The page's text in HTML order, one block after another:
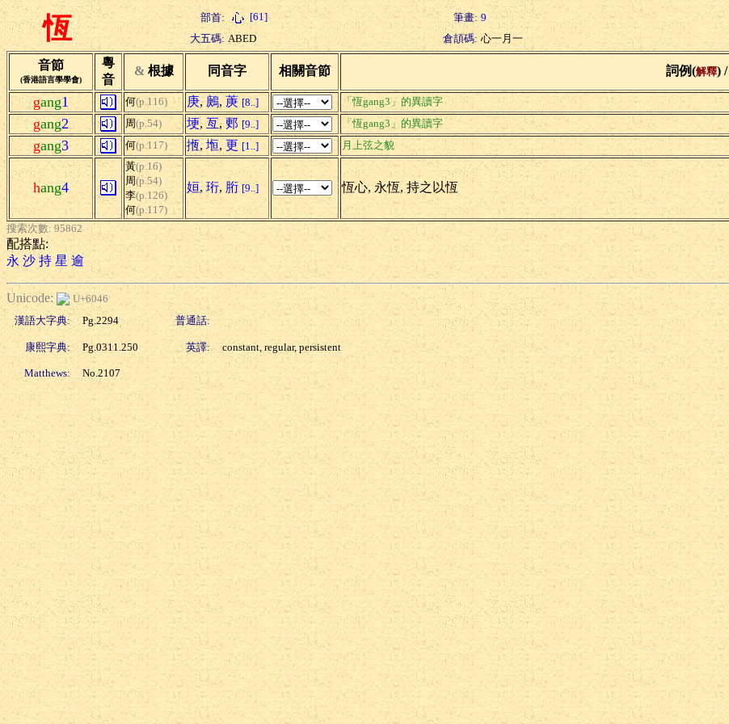
恆 部首: [61] 筆畫: 9
大五碼: ABED 倉頡碼: 心一月一
音節
(香港語言學學會)
粵
音
& 根據 同音字 相關音節 詞例(解釋) /
gang1 何(p.116) 庚, 鶊, 菮 [8..] 「恆gang3」的異讀字
gang2 周(p.54) 埂, 亙, 郠 [9..] 「恆gang3」的異讀字
gang3 何(p.117) 揯, 堩, 更 [1..] 月上弦之貌
hang4
黃(p.16)
周(p.54)
李(p.126)
何(p.117)
姮, 珩, 胻 [9..] 恆心, 永恆, 持之以恆
搜索次數: 95862
配搭點:
永 沙 持 星 逾
Unicode:
U+6046
漢語大字典:
Pg.2294 普通話:
康熙字典: Pg.0311.250 英譯: constant, regular, persistent
Matthews: No.2107